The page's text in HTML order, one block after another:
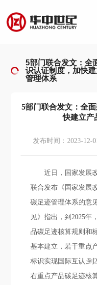
5部门联合发文：全
识认证制度，加快
管理体系
5部门联合发文：全
快建立产
发布时间：2023-12-
近日，国家发展
联合发布《国家发展
碳足迹管理体系的意
见》指出，到2025年
品碳足迹核算规则和
基本建立，若干重点
标识实现国际互认;到
右重点产品碳足迹核